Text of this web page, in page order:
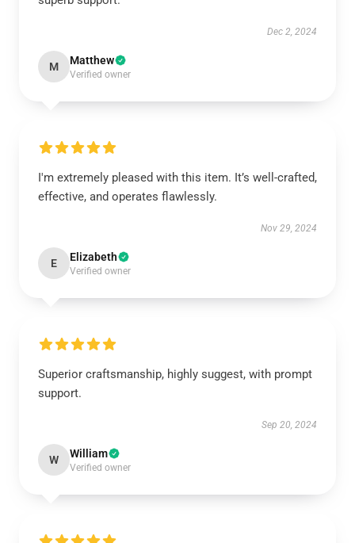
Dec 2, 2024
M Matthew
Verified owner
I'm extremely pleased with this item. It’s well-crafted,
effective, and operates flawlessly.
Nov 29, 2024
E Elizabeth
Verified owner
Superior craftsmanship, highly suggest, with prompt
support.
Sep 20, 2024
W William
Verified owner